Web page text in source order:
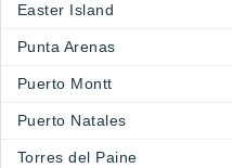
Easter Island
Punta Arenas
Puerto Montt
Puerto Natales
Torres del Paine